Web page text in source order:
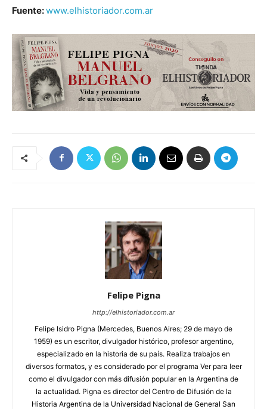
Fuente:www.elhistoriador.com.ar
Felipe Pigna
http://elhistoriador.com.ar
Felipe Isidro Pigna (Mercedes, Buenos Aires; 29 de mayo de
1959) es un escritor, divulgador histórico, profesor argentino,
especializado en la historia de su país. Realiza trabajos en
diversos formatos, y es considerado por el programa Ver para leer
como el divulgador con más difusión popular en la Argentina de
la actualidad. Pigna es director del Centro de Difusión de la
Historia Argentina de la Universidad Nacional de General San